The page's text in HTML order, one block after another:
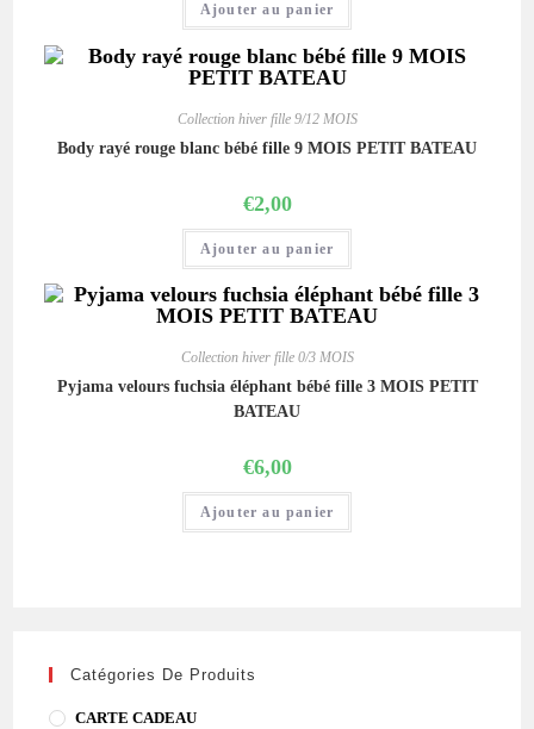
Ajouter au panier
Collection hiver fille 9/12 MOIS
Body rayé rouge blanc bébé fille 9 MOIS PETIT BATEAU
€2,00
Ajouter au panier
Collection hiver fille 0/3 MOIS
Pyjama velours fuchsia éléphant bébé fille 3 MOIS PETIT
BATEAU
€6,00
Ajouter au panier
Catégories De Produits
CARTE CADEAU